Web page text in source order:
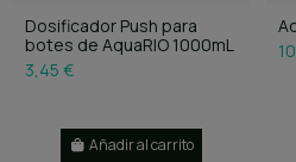
Dosificador Push para
botes de AquaRIO 1000mL
3,45 €
Añadir al carrito